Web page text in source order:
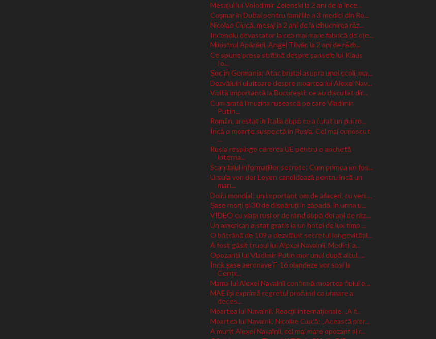
Mesajul lui Volodimir Zelenski la 2 ani de la înce...
Coşmar în Dubai pentru familiile a 3 medici din Ro...
Nicolae Ciucă, mesaj la 2 ani de la izbucnirea răz...
Incendiu devastator la cea mai mare fabrică de oțe...
Ministrul Apărării, Angel Tîlvăr, la 2 ani de răzb...
Ce spune presa străină despre șansele lui Klaus
Io...
Șoc în Germania: Atac brutal asupra unei școli, ma...
Dezvăluiri uluitoare despre moartea lui Alexei Nav...
Vizită importantă la București: ce au discutat dir...
Cum arată limuzina rusească pe care Vladimir
Putin...
Român, arestat în Italia după ce a furat un pui ro...
Încă o moarte suspectă în Rusia. Cel mai cunoscut
...
Rusia respinge cererea UE pentru o anchetă
interna...
Scandalul informațiilor secrete: Cum primea un fos...
Ursula von der Leyen candidează pentru încă un
man...
Doliu mondial: un important om de afaceri, cu veni...
Șase morți și 30 de dispăruți în zăpadă, în urma u...
VIDEO cu viața rușilor de rând după doi ani de răz...
Un american a stat gratis la un hotel de lux timp ...
O bătrână de 109 a dezvăluit secretul longevității...
A fost găsit trupul lui Alexei Navalnîi. Medicii a...
Opozanții lui Vladimir Putin mor unul după altul. ...
Încă șase aeronave F-16 olandeze vor sosi la
Centr...
Mama lui Alexei Navalnîi confirmă moartea fiului e...
MAE îşi exprimă regretul profund ca urmare a
deces...
Moartea lui Navalnîi. Reacții internaționale. „A f...
Moartea lui Navalnîi. Nicolae Ciucă: „Această pier...
A murit Alexei Navalnîi, cel mai mare opozant al r...